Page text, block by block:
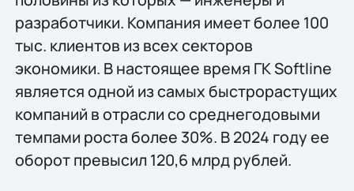
разработчики. Компания имеет более 100
тыс. клиентов из всех секторов
экономики. В настоящее время ГК Softline
является одной из самых быстрорастущих
компаний в отрасли со среднегодовыми
темпами роста более 30%. В 2024 году ее
оборот превысил 120,6 млрд рублей.